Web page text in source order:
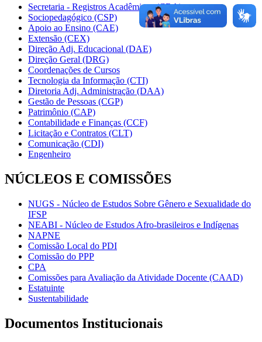
Secretaria - Registros Acadêmicos (CRA)
Sociopedagógico (CSP)
Apoio ao Ensino (CAE)
Extensão (CEX)
Direção Adj. Educacional (DAE)
Direção Geral (DRG)
Coordenações de Cursos
Tecnologia da Informação (CTI)
Diretoria Adj. Administração (DAA)
Gestão de Pessoas (CGP)
Patrimônio (CAP)
Contabilidade e Finanças (CCF)
Licitação e Contratos (CLT)
Comunicação (CDI)
Engenheiro
NÚCLEOS E COMISSÕES
NUGS - Núcleo de Estudos Sobre Gênero e Sexualidade do
IFSP
NEABI - Núcleo de Estudos Afro-brasileiros e Indígenas
NAPNE
Comissão Local do PDI
Comissão do PPP
CPA
Comissões para Avaliação da Atividade Docente (CAAD)
Estatuinte
Sustentabilidade
Documentos Institucionais